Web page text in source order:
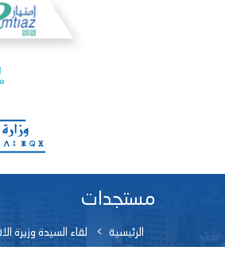
مستجدات
الرئيسية لقاء السيدة وزيرة